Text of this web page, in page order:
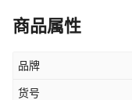
商品属性
品牌
货号